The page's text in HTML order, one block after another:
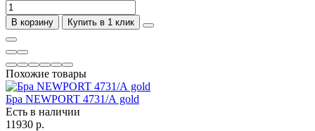
В корзину Купить в 1 клик
Похожие товары
Бра NEWPORT 4731/А gold
Есть в наличии
11930 р.